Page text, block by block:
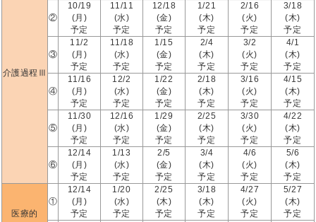
介護過程Ⅲ
②
10/19
(月)
予定
11/11
(水)
予定
12/18
(金)
予定
1/21
(木)
予定
2/16
(火)
予定
3/18
(木)
予定
③
11/2
(月)
予定
11/18
(水)
予定
1/15
(金)
予定
2/4
(木)
予定
3/2
(火)
予定
4/1
(木)
予定
④
11/16
(月)
予定
12/2
(水)
予定
1/22
(金)
予定
2/18
(木)
予定
3/16
(火)
予定
4/15
(木)
予定
⑤
11/30
(月)
予定
12/16
(水)
予定
1/29
(金)
予定
2/25
(木)
予定
3/30
(火)
予定
4/22
(木)
予定
⑥
12/14
(月)
予定
1/13
(水)
予定
2/5
(金)
予定
3/4
(木)
予定
4/6
(火)
予定
5/6
(木)
予定
医療的
①
12/14
(月)
予定
1/20
(水)
予定
2/25
(木)
予定
3/18
(木)
予定
4/27
(火)
予定
5/27
(木)
予定